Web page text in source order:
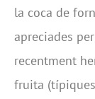
la coca de
apreciades
recentment
fruita